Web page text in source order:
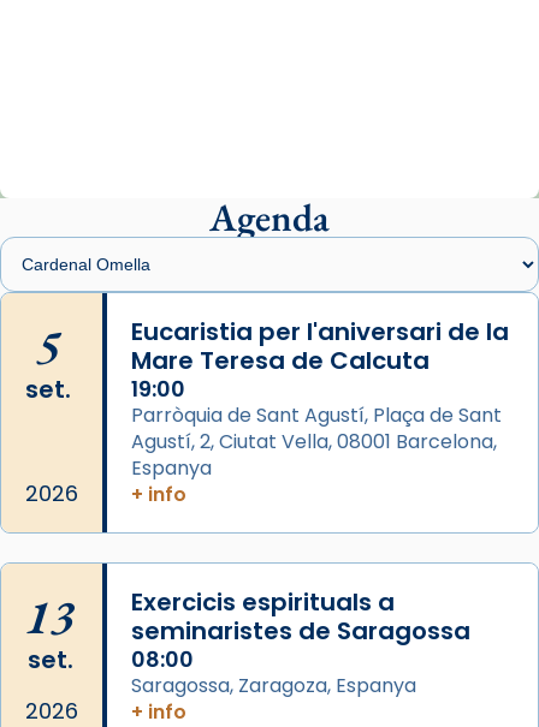
presidit aquest 27 de juliol la missa de Les
Santes de Mataró.
🔗
📸 J. Merino
Photo
View on Facebook ·
Arquebisbat de Barcelona
de Barcelona.
2 weeks ago
comitè organitzador de la visita apostòlica
del Sant Pare Lleó XIV a Barcelona, i als
col·laboradors, a la Catedral de Barcelona.
L’arquebisbe de Barcelona, el cardenal Joan
Agenda
5
set.
2026
Eucaristia per l'aniversari de la
Mare Teresa de Calcuta
19:00
Parròquia de Sant Agustí, Plaça de Sant
Agustí, 2, Ciutat Vella, 08001 Barcelona,
Espanya
+ info
13
set.
2026
Exercicis espirituals a
seminaristes de Saragossa
08:00
Saragossa, Zaragoza, Espanya
+ info